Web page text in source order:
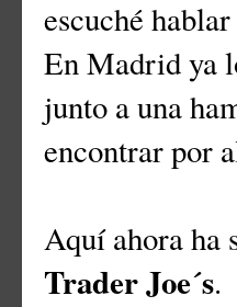
escuché
En Madrid ya
junto a una
encontrar por
Aquí ahora ha
Trader Joe´s.